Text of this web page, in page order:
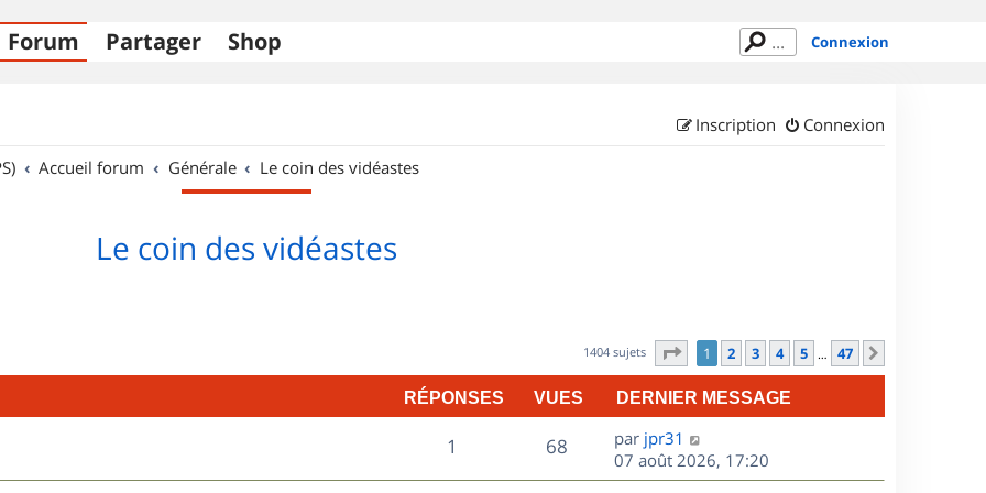
Forum Partager Shop Connexion
Connexion
Inscription
Accueil forum Générale Le coin des vidéastes
Le coin des vidéastes
1404 sujets Page sur47
1 2 3 4 5 … 47
RÉPONSES VUES DERNIER MESSAGE
1
é
68V
u
D
e
r
par jpr31
07 août 2026, 17:20